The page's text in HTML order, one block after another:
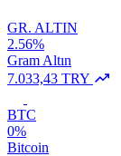
GR. ALTIN
2.56%
Gram Altın
7.033,43 TRY
BTC
0%
Bitcoin